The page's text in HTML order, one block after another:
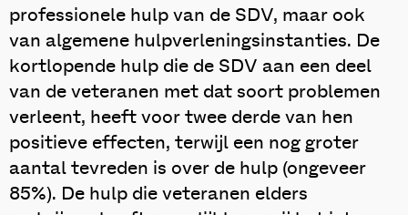
professionele hulp van de SDV, maar ook
van algemene hulpverleningsinstanties. De
kortlopende hulp die de SDV aan een deel
van de veteranen met dat soort problemen
verleent, heeft voor twee derde van hen
positieve effecten, terwijl een nog groter
aantal tevreden is over de hulp (ongeveer
85%). De hulp die veteranen elders